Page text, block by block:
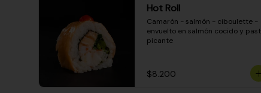
Hot Roll
Camarón - salmón - ciboulette -
envuelto en salmón cocido y
picante
$8.200